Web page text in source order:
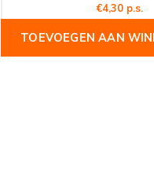
€4,30 p.s.
TOEVOEGEN AAN